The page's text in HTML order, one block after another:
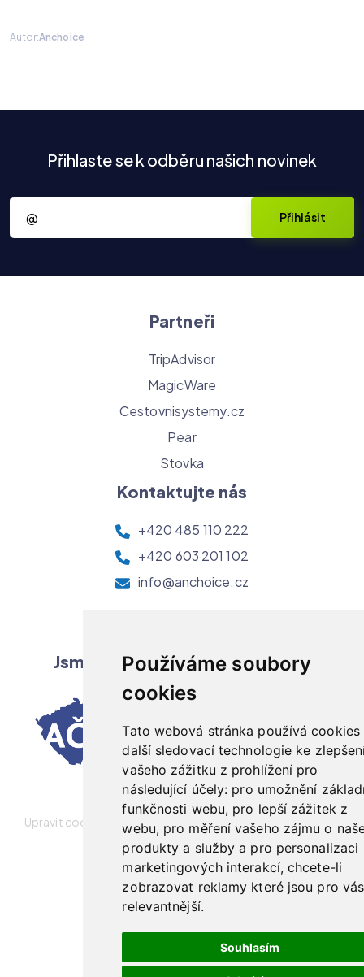
Používáme soubory
cookies
Tato webová stránka používá cookies
další sledovací technologie ke
vašeho zážitku z prohlížení pro
následující účely: pro umožnění
funkčnosti webu, pro lepší zážitek z
webu, pro měření vašeho zájmu o
produkty a služby a pro personalizaci
marketingových interakcí,chcete-li
zobrazovat reklamy které jsou pro vás
relevantnější.
Souhlasím
Autor:Anchoice
Přihlaste se k odběru našich novinek
Váš e-mail
Přihlásit
Partneři
TripAdvisor
MagicWare
Cestovnisystemy.cz
Pear
Stovka
Kontaktujte nás
+420 485 110 222
+420 603 201 102
info@anchoice.cz
Jsme členy profesních asociací
Upravit cookies preference
Prohlášení o přístupnosti
© 2011- 2026 AnChoice CZ, s.r.o.